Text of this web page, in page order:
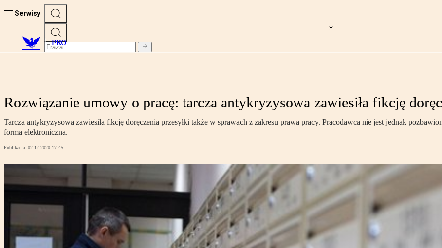
Serwisy
PRO
Rozwiązanie umowy o pracę: tarcza antykryzysowa zawiesiła fikcję
Tarcza antykryzysowa zawiesiła fikcję doręczenia przesyłki także w sprawach z zakresu prawa pracy. Pracodawca nie jest jednak
forma elektroniczna.
Publikacja: 02.12.2020 17:45